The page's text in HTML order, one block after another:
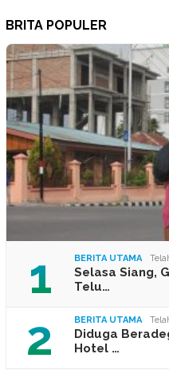
BRITA POPULER
1 BERITA UTAMA
Selasa Siang,
Telu…
2 BERITA UTAMA
Diduga
Hotel …